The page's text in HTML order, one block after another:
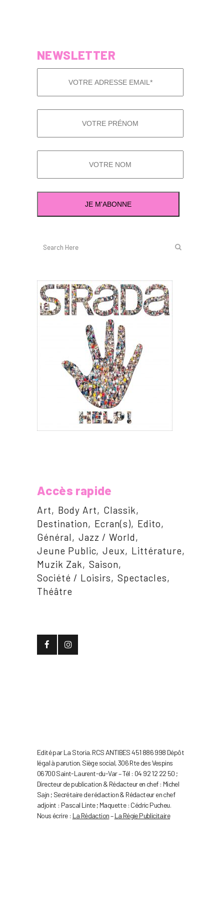
NEWSLETTER
Accès rapide
Art Body Art
Classik
Destination
Ecran(s)
Edito
Général
Jazz / World
Jeune Public Jeux
Littérature
Muzik Zak
Saison
Société / Loisirs
Spectacles
Théâtre
Edité par La Storia. RCS ANTIBES 451 886 998 Dépôt
légal à parution. Siège social, 306 Rte des Vespins
06700 Saint-Laurent-du-Var – Tél : 04 92 12 22 50 ;
Directeur de publication & Rédacteur en chef : Michel
Sajn ; Secrétaire de rédaction & Rédacteur en chef
adjoint : Pascal Linte ; Maquette : Cédric Pucheu.
Nous écrire : La Rédaction–La Régie Publicitaire